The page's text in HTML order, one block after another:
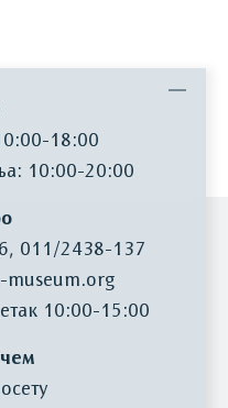
18:00
10:00-20:00
, 011/2438-137
museum.org
10:00-15:00